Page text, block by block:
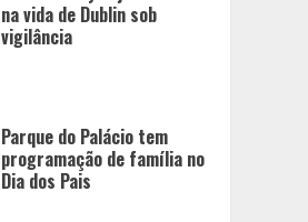
na vida de Dublin sob
vigilância
Parque do Palácio tem
programação de família no
Dia dos Pais